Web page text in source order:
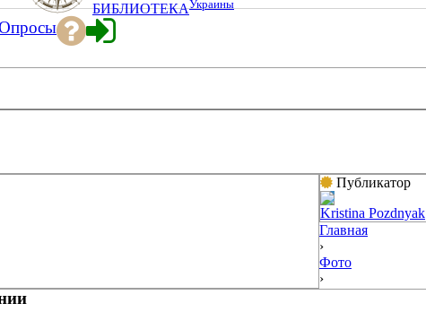
БИБЛИОТЕКАУкраины
Публикатор
Kristina Pozdnyak
Главная
›
Фото
›